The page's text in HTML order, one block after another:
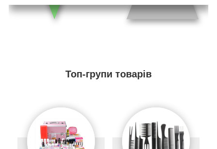
Топ-групи товарів